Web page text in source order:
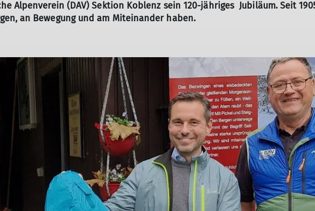
Alpenverein (DAV) Sektion Koblenz sein 120-jähriges Jubiläum. Seit
an Bewegung und am Miteinander haben.